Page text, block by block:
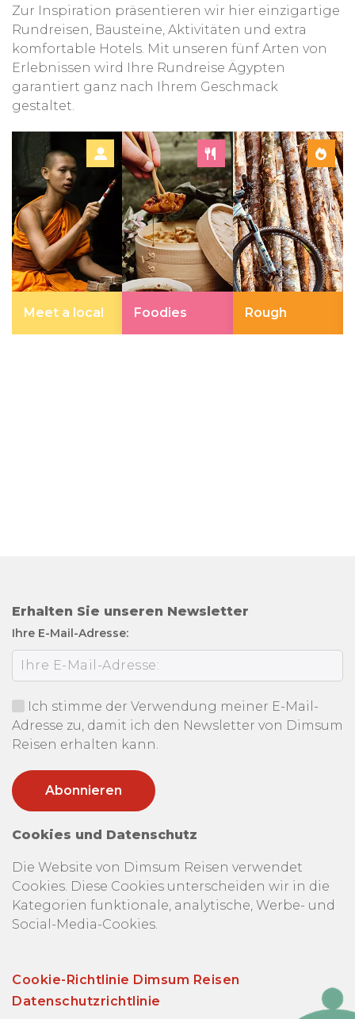
Zur Inspiration präsentieren wir hier einzigartige
Rundreisen, Bausteine, Aktivitäten und extra
komfortable Hotels. Mit unseren fünf Arten von
Erlebnissen wird Ihre Rundreise Ägypten
garantiert ganz nach Ihrem Geschmack
gestaltet.
Meet a local Foodies Rough
Erhalten Sie unseren Newsletter
Ihre E-Mail-Adresse:
Ich stimme der Verwendung meiner E-Mail-
Adresse zu, damit ich den Newsletter von Dimsum
Reisen erhalten kann.
Cookies und Datenschutz
Die Website von Dimsum Reisen verwendet
Cookies. Diese Cookies unterscheiden wir in die
Kategorien funktionale, analytische, Werbe- und
Social-Media-Cookies.
Cookie-Richtlinie Dimsum Reisen
Datenschutzrichtlinie